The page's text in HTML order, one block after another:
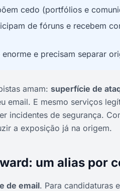
cedo (portfólios e
de fóruns e recebem
e precisam separar
amam: superfície de
email. E mesmo serviços
incidentes de segurança.
a exposição já na origem.
um alias por
de email. Para candidaturas